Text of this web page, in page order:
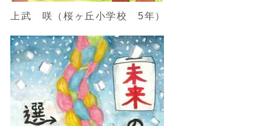
上武 咲（桜ヶ丘小学校 5年）